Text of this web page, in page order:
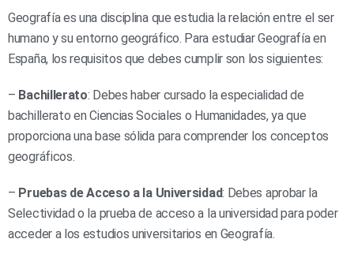
Geografía es una disciplina que estudia la relación entre el ser
humano y su entorno geográfico. Para estudiar Geografía en
España, los requisitos que debes cumplir son los siguientes:
– Bachillerato: Debes haber cursado la especialidad de
bachillerato en Ciencias Sociales o Humanidades, ya que
proporciona una base sólida para comprender los conceptos
geográficos.
– Pruebas de Acceso a la Universidad: Debes aprobar la
Selectividad o la prueba de acceso a la universidad para poder
acceder a los estudios universitarios en Geografía.